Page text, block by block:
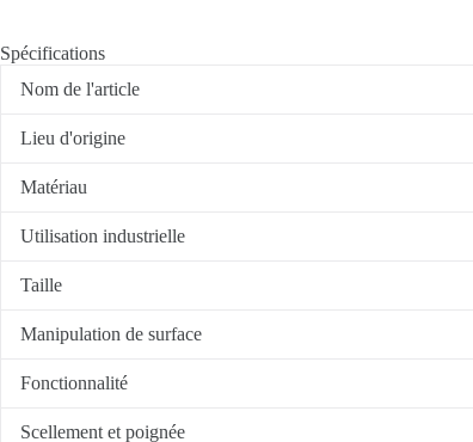
Spécifications
Nom de l'article
Lieu d'origine
Matériau
Utilisation industrielle
Taille
Manipulation de surface
Fonctionnalité
Scellement et poignée